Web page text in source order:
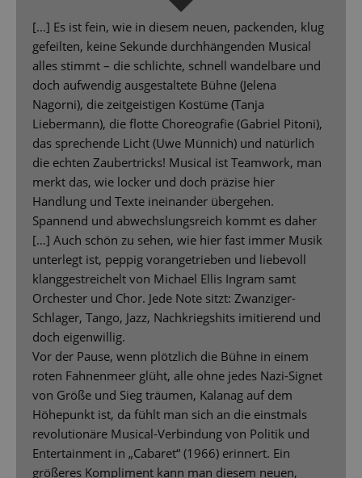
[...] Es ist fein, wie in diesem neuen, packenden, klug
gefeilten, keine Sekunde durchhängenden Musical
alles stimmt – die schlichte, schnell wandelbare und
doch aufwendig ausgestaltete Bühne (Jelena
Nagorni), die zeitgeistigen Kostüme (Tanja
Liebermann), die flotte Choreografie (Gabriel Pitoni),
das sprechende Licht (Uwe Münnich) und natürlich
die echten Zaubertricks! Musical ist Teamwork, man
merkt das, wie locker und doch präzise hier
Handlung und Texte ineinander übergehen.
Spannend und abwechslungsreich kommt es daher
[…] Auch schön zu sehen, wie hier fast immer Musik
unterlegt ist, peppig vorangetrieben und liebevoll
klanggestreichelt von Michael Ellis Ingram samt
Orchester und Chor. Jede Note sitzt: Zwanziger-
Schlager, Tango, Jazz, Nachkriegshits imitierend und
doch eigenwillig.
Vor der Pause, wenn plötzlich die Bühne in einem
roten Fahnenmeer glüht, alle ohne jedes Nazi-Signet
von Größe und Sieg träumen, Kalanag auf dem
Höhepunkt ist, da fühlt man sich an die einstmals
revolutionäre Musical-Verbindung von Politik und
Entertainment in „Cabaret“ (1966) erinnert. Ein
größeres Kompliment kann man diesem neuen,